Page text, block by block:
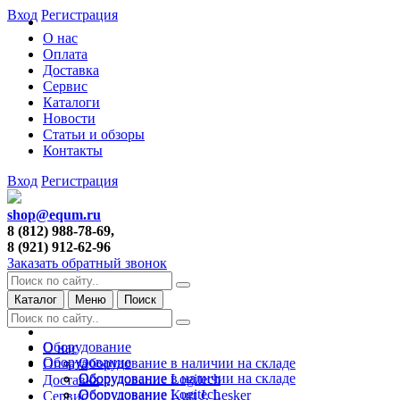
О нас
Оплата
Доставка
Сервис
Каталоги
Новости
Статьи и обзоры
Контакты
Вход Регистрация
Вход Регистрация
shop@equm.ru
8 (812) 988-78-69,
8 (921) 912-62-96
Заказать обратный звонок
Каталог Меню Поиск
О нас
Оплата
Доставка
Сервис
Оборудование
Оборудование в наличии на складе
Оборудование Logitech
Оборудование Kurt J. Lesker
Оборудование
Оборудование в наличии на складе
Оборудование Logitech